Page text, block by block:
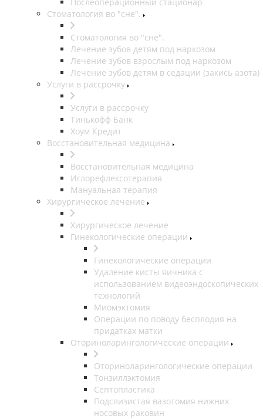
Стоматология во "сне".
Стоматология во "сне".
Лечение зубов детям под наркозом
Лечение зубов взрослым под наркозом
Лечение зубов детям в седации (закись азота)
Услуги в рассрочку
Услуги в рассрочку
Тинькофф Банк
Хоум Кредит
Восстановительная медицина
Восстановительная медицина
Иглорефлексотерапия
Мануальная терапия
Хирургическое лечение
Хирургическое лечение
Гинекологические операции
Гинекологические операции
Удаление кисты яичника с
использованием видеоэндоскопических
технологий
Миомэктомия
Операции по поводу бесплодия на
придатках матки
Оториноларингологические операции
Оториноларингологические операции
Тонзиллэктомия
Септопластика
Подслизистая вазотомия нижних
носовых раковин